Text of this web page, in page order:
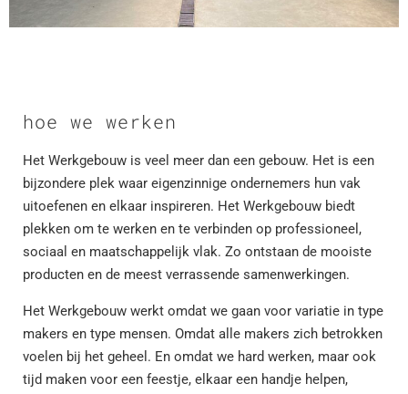
hoe we werken
Het Werkgebouw is veel meer dan een gebouw. Het is een
bijzondere plek waar eigenzinnige ondernemers hun vak
uitoefenen en elkaar inspireren. Het Werkgebouw biedt
plekken om te werken en te verbinden op professioneel,
sociaal en maatschappelijk vlak. Zo ontstaan de mooiste
producten en de meest verrassende samenwerkingen.
Het Werkgebouw werkt omdat we gaan voor variatie in type
makers en type mensen. Omdat alle makers zich betrokken
voelen bij het geheel. En omdat we hard werken, maar ook
tijd maken voor een feestje, elkaar een handje helpen,